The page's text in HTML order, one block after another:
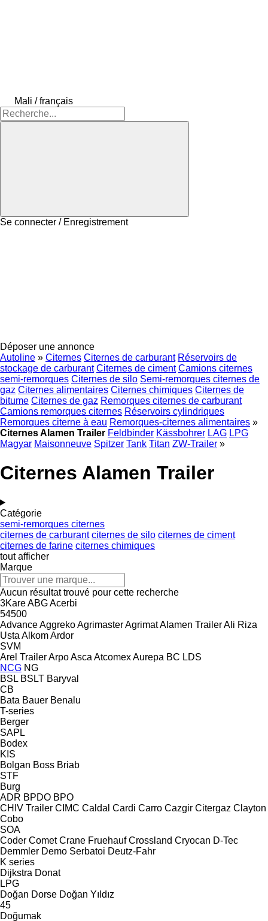
Mali / français
Se connecter / Enregistrement
Déposer une annonce
Autoline » Citernes Citernes de carburant Réservoirs de
stockage de carburant Citernes de ciment Camions citernes
semi-remorques Citernes de silo Semi-remorques citernes de
gaz Citernes alimentaires Citernes chimiques Citernes de
bitume Citernes de gaz Remorques citernes de carburant
Camions remorques citernes Réservoirs cylindriques
Remorques citerne à eau Remorques-citernes alimentaires »
Citernes Alamen Trailer Feldbinder Kässbohrer LAG LPG
Magyar Maisonneuve Spitzer Tank Titan ZW-Trailer »
Citernes Alamen Trailer
Catégorie
semi-remorques citernes
citernes de carburant citernes de silo citernes de ciment
citernes de farine citernes chimiques
tout afficher
Marque
Aucun résultat trouvé pour cette recherche
3KareABGAcerbi
54500
AdvanceAggrekoAgrimasterAgrimatAlamen TrailerAli Riza
Usta AlkomArdor
SVM
Arel TrailerArpoAsca AtcomexAurepa BC LDS
NCG NG
BSL BSLT Baryval
CB
Bata Bauer Benalu
T-series
Berger
SAPL
Bodex
KIS
Bolgan Boss Briab
STF
Burg
ADR BPDO BPO
CHIV Trailer CIMC Caldal Cardi Carro Cazgir Citergaz Clayton
Cobo
SOA
Coder Comet Crane Fruehauf Crossland Cryocan D-Tec
Demmler Demo Serbatoi Deutz-Fahr
K series
Dijkstra Donat
LPG
Doğan Dorse Doğan Yıldız
45
Doğumak